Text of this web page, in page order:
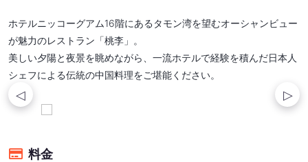
ホテルニッコーグアム16階にあるタモン湾を望むオーシャンビュー
が魅力のレストラン「桃李」。
美しい夕陽と夜景を眺めながら、一流ホテルで経験を積んだ日本人
シェフによる伝統の中国料理をご堪能ください。
料金